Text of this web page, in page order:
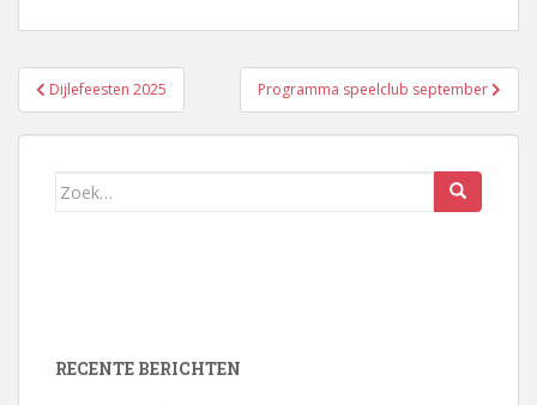
Bericht
navigatie
Dijlefeesten 2025 Programma speelclub september
Zoek
RECENTE BERICHTEN